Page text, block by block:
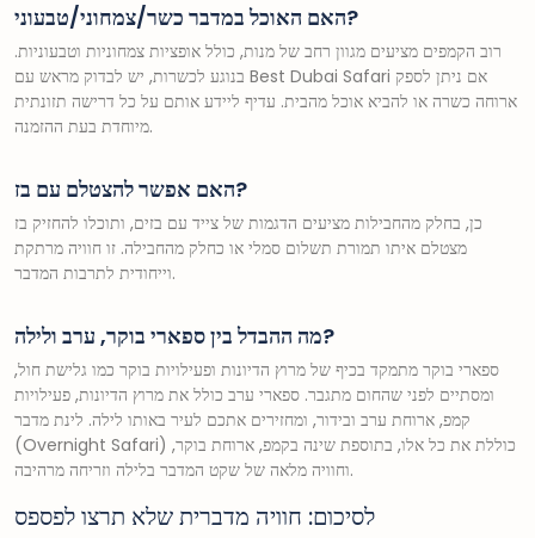
האם האוכל במדבר כשר/צמחוני/טבעוני?
רוב הקמפים מציעים מגוון רחב של מנות, כולל אופציות צמחוניות וטבעוניות.
בנוגע לכשרות, יש לבדוק מראש עם Best Dubai Safari אם ניתן לספק
ארוחה כשרה או להביא אוכל מהבית. עדיף ליידע אותם על כל דרישה תזונתית
מיוחדת בעת ההזמנה.
האם אפשר להצטלם עם בז?
כן, בחלק מהחבילות מציעים הדגמות של צייד עם בזים, ותוכלו להחזיק בז
מצטלם איתו תמורת תשלום סמלי או כחלק מהחבילה. זו חוויה מרתקת
וייחודית לתרבות המדבר.
מה ההבדל בין ספארי בוקר, ערב ולילה?
ספארי בוקר מתמקד בכיף של מרוץ הדיונות ופעילויות בוקר כמו גלישת חול,
ומסתיים לפני שהחום מתגבר. ספארי ערב כולל את מרוץ הדיונות, פעילויות
קמפ, ארוחת ערב ובידור, ומחזירים אתכם לעיר באותו לילה. לינת מדבר
(Overnight Safari) כוללת את כל אלו, בתוספת שינה בקמפ, ארוחת בוקר,
וחוויה מלאה של שקט המדבר בלילה וזריחה מרהיבה.
לסיכום: חוויה מדברית שלא תרצו לפספס